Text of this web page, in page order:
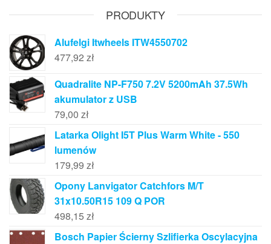
PRODUKTY
Alufelgi Itwheels ITW4550702
477,92 zł
Quadralite NP-F750 7.2V 5200mAh 37.5Wh
akumulator z USB
79,00 zł
Latarka Olight I5T Plus Warm White - 550
lumenów
179,99 zł
Opony Lanvigator Catchfors M/T
31x10.50R15 109 Q POR
498,15 zł
Bosch Papier Ścierny Szlifierka Oscylacyjna